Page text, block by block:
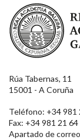
Real Academia
Rúa Tabernas, 11
15001 - A Coruña
Teléfono: +34 981
Fax: +34 981 21 64
Apartado de